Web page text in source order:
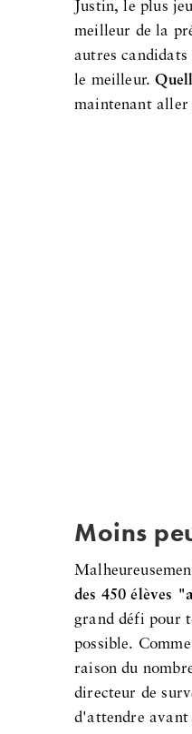
Justin, le plus
meilleur de la
autres
le meilleur.
maintenant aller
Moins
des 450 élèves
grand défi pour
possible.
raison du
directeur de
d'attendre avant